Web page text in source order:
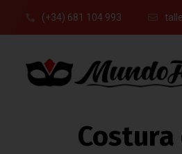
(+34) 681 104 993